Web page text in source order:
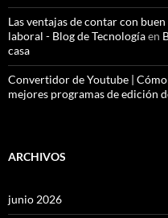
Las ventajas de contar con
laboral - Blog de Tecnologíaen
casa
Convertidor de Youtube |
mejores programas de edición
ARCHIVOS
junio 2026